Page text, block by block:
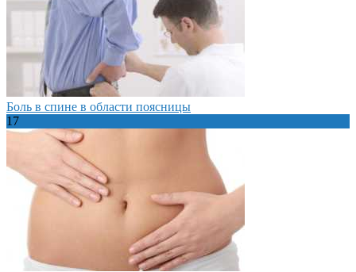
Боль в спине в области поясницы
17